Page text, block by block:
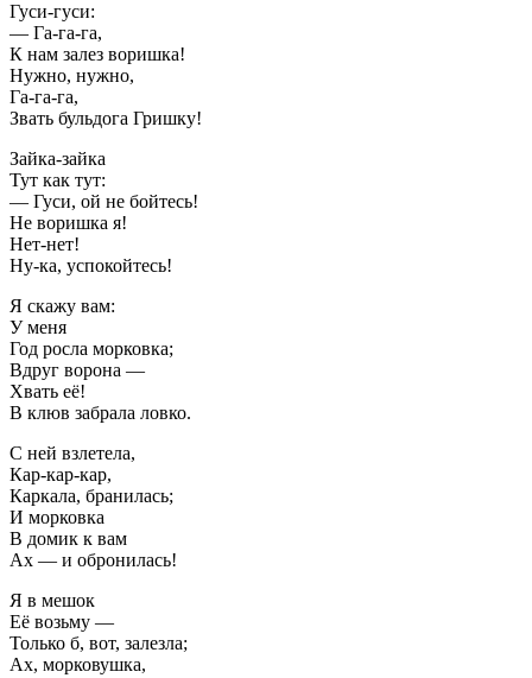
Гуси-гуси:
— Га-га-га,
К нам залез воришка!
Нужно, нужно,
Га-га-га,
Звать бульдога Гришку!
Зайка-зайка
Тут как тут:
— Гуси, ой не бойтесь!
Не воришка я!
Нет-нет!
Ну-ка, успокойтесь!
Я скажу вам:
У меня
Год росла морковка;
Вдруг ворона —
Хвать её!
В клюв забрала ловко.
С ней взлетела,
Кар-кар-кар,
Каркала, бранилась;
И морковка
В домик к вам
Ах — и обронилась!
Я в мешок
Её возьму —
Только б, вот, залезла;
Ах, морковушка,